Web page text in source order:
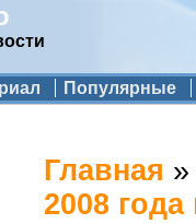
Популярные
Вы здесь
Главная
2008